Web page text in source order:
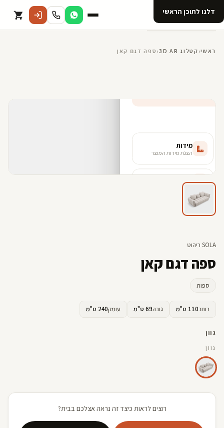
דלגו לתוכן הראשי
קטלוגראשי› קטלוג 3D AR › ספה דגם קאן
SOLA ריהוט
ספה דגם קאן
ספות
רוחב110 ס"מ גובה69 ס"מ עומק240 ס"מ
גוון
גוון
רוצים לראות כיצד זה נראה אצלכם בבית?